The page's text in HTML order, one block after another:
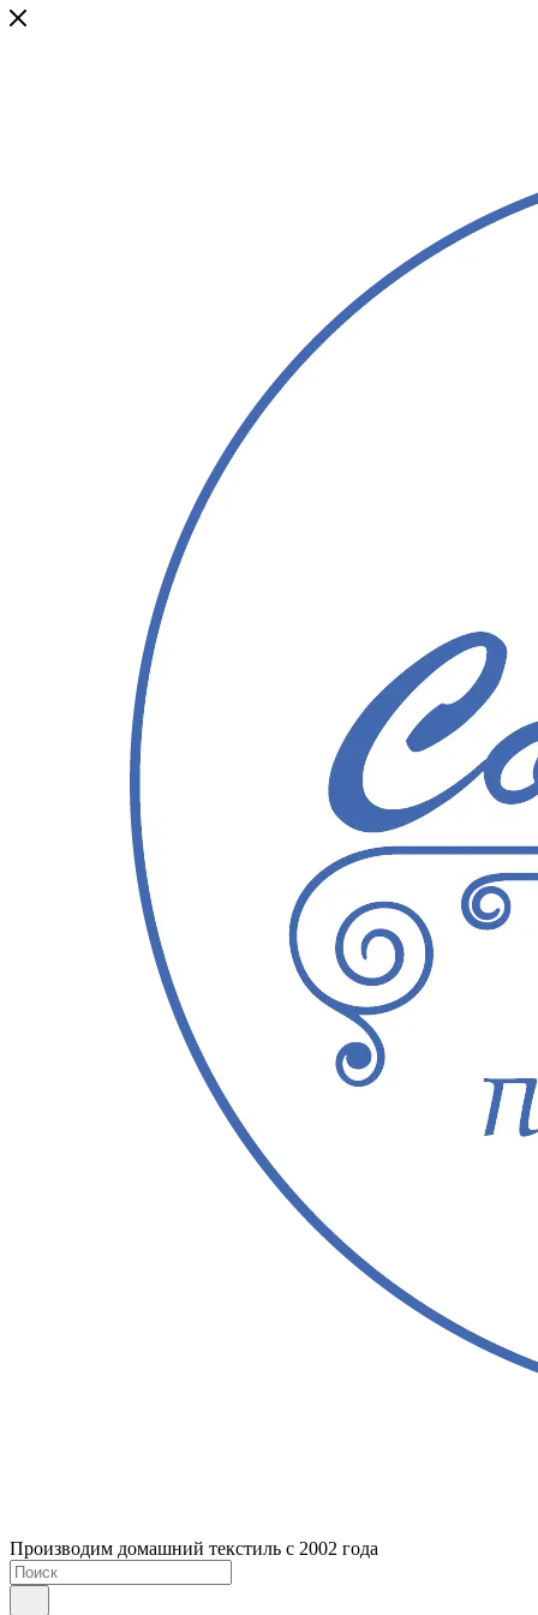
Производим домашний текстиль с 2002 года